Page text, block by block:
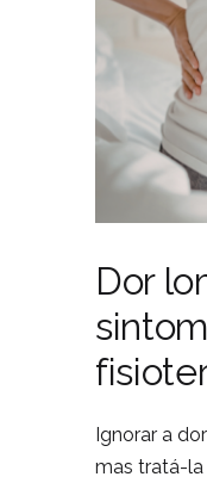
Dor
Ignorar a
mas tratá-